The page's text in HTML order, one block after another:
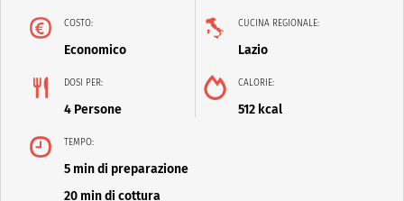
COSTO:
Economico
CUCINA REGIONALE:
Lazio
DOSI PER:
4 Persone
CALORIE:
512 kcal
TEMPO:
5 min di preparazione
20 min di cottura